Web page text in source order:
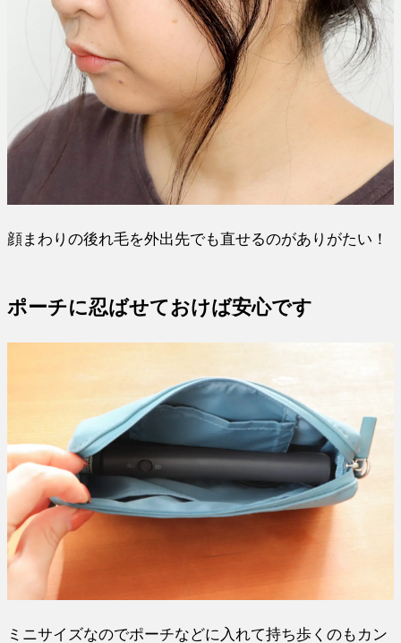
顔まわりの後れ毛を外出先でも直せるのがありがたい！
ポーチに忍ばせておけば安心です
ミニサイズなのでポーチなどに入れて持ち歩くのもカン